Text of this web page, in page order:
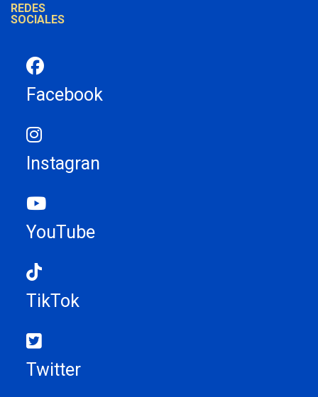
REDES
SOCIALES
Facebook
Instagran
YouTube
TikTok
Twitter